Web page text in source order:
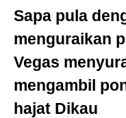
Sapa pula
menguraikan
Vegas
mengambil
hajat Dikau